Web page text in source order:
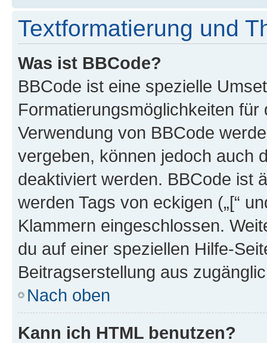
Textformatierung und
Was ist BBCode?
BBCode ist eine spezielle
Formatierungsmöglichkeiten
Verwendung von BBCode
vergeben, können jedoch auch
deaktiviert werden. BBCode ist
werden Tags von eckigen („[“
Klammern eingeschlossen.
du auf einer speziellen Hilfe-
Beitragserstellung aus
Nach oben
Kann ich HTML benutzen?